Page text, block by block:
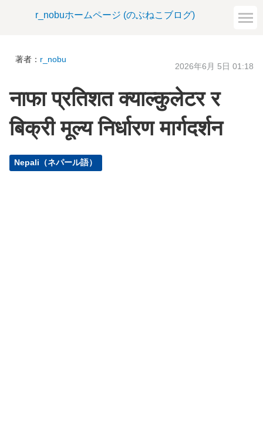
r_nobuホームページ (のぶねこブログ)
著者： r_nobu
2026年6月 5日 01:18
नाफा प्रतिशत क्याल्कुलेटर र
बिक्री मूल्य निर्धारण मार्गदर्शन
Nepali（ネパール語）